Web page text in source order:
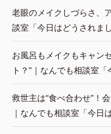
老眼のメイクしづらさ、
談室「今日はどうされま
お風呂もメイクもキャン
ト？”｜なんでも相談室
救世主は“食べ合わせ”！
｜なんでも相談室「今日